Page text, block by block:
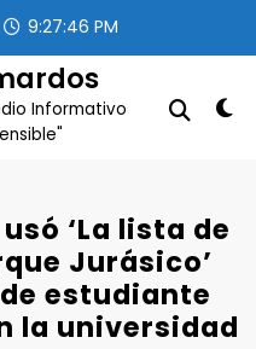
9:27:47 PM
Informativo
‘La lista de
Jurásico’
estudiante
la universidad